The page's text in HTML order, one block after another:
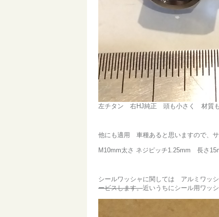
左チタン 右HJ純正 頭も小さく 材質も
他にも適用 車種あると思いますので、
M10mm太さ ネジピッチ1.25mm 長さ
シールワッシャに関しては アルミワッ
ービスします。近いうちにシール用ワッ